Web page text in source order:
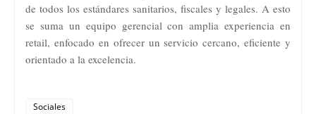
de todos los estándares sanitarios, fiscales y legales. A esto
se suma un equipo gerencial con amplia experiencia en
retail, enfocado en ofrecer un servicio cercano, eficiente y
orientado a la excelencia.
Sociales